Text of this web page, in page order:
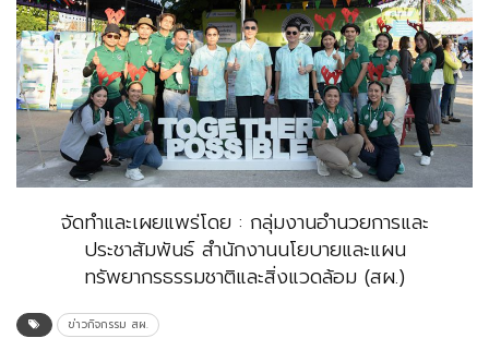
จัดทำและเผยแพร่โดย : กลุ่มงานอำนวยการและ
ประชาสัมพันธ์ สำนักงานนโยบายและแผน
ทรัพยากรธรรมชาติและสิ่งแวดล้อม (สผ.)
ข่าวกิจกรรม สผ.